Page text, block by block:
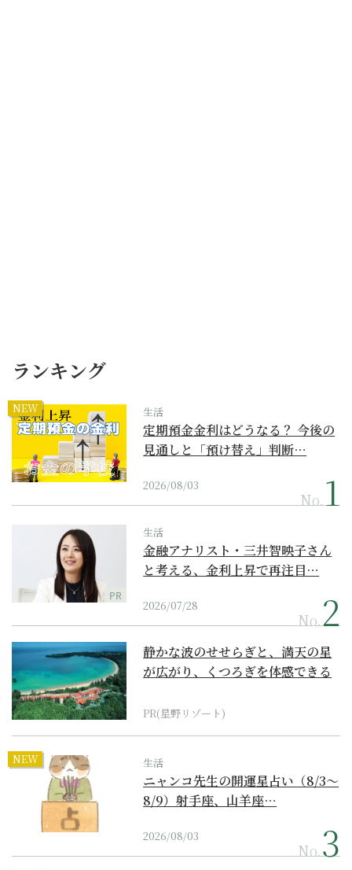
ランキング
NEW 生活
定期預金金利はどうなる？ 今後の
見通しと「預け替え」判断…
2026/08/03
No.
PR
生活
金融アナリスト・三井智映子さん
と考える、金利上昇で再注目…
2026/07/28
No.
静かな波のせせらぎと、満天の星
が広がり、くつろぎを体感できる
PR(星野リゾート)
NEW 生活
ニャンコ先生の開運星占い（8/3～
8/9）射手座、山羊座…
2026/08/03
No.